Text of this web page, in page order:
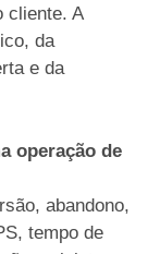
cliente. A
da
e da
operação de
abandono,
tempo de